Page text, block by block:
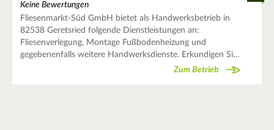
Keine Bewertungen
Fliesenmarkt-Süd GmbH bietet als Handwerksbetrieb in
82538 Geretsried folgende Dienstleistungen an:
Fliesenverlegung, Montage Fußbodenheizung und
gegebenenfalls weitere Handwerksdienste. Erkundigen Si…
Zum Betrieb